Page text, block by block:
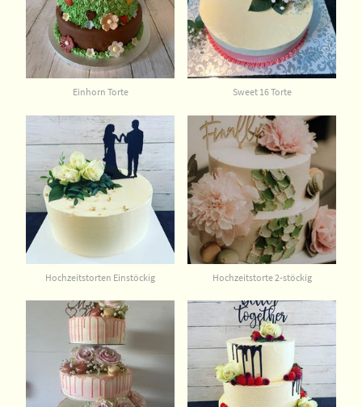
Einhorn Torte Sweet 16 Torte
Hochzeitstorten Einstöckig Hochzeitstorte 2-stöckig